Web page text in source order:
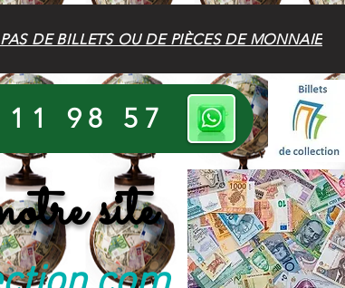
DE BILLETS OU DE PIÈCES DE MONNAIE
98 57
site